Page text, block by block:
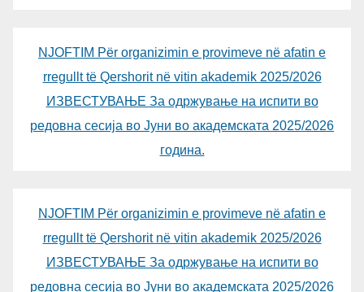
NJOFTIM Për organizimin e provimeve në afatin e
rregullt të Qershorit në vitin akademik 2025/2026
ИЗВЕСТУВАЊЕ За одржување на испити во
редовна сесија во Јуни во академската 2025/2026
година.
NJOFTIM Për organizimin e provimeve në afatin e
rregullt të Qershorit në vitin akademik 2025/2026
ИЗВЕСТУВАЊЕ За одржување на испити во
редовна сесија во Јуни во академската 2025/2026